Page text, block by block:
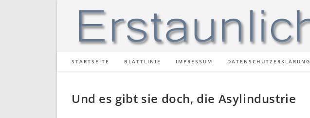
STARTSEITE BLATTLINIE IMPRESSUM DATENSCHUTZERKLÄRUNG
Und es gibt sie doch, die Asylindustrie